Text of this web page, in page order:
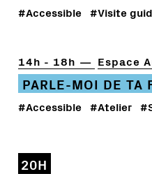
#Accessible #Visite
14h - 18h Espace
PARLE-MOI DE TA
#Accessible #Atelier
20H